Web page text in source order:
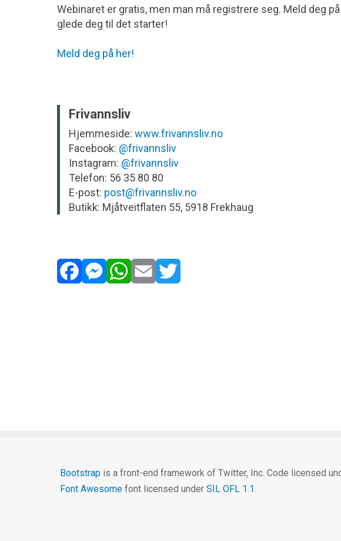
Webinaret er gratis, men man må registrere seg. Meld deg
glede deg til det starter!
Meld deg på her!
Frivannsliv
Hjemmeside: www.frivannsliv.no
Facebook: @frivannsliv
Instagram: @frivannsliv
Telefon: 56 35 80 80
E-post: post@frivannsliv.no
Butikk: Mjåtveitflaten 55, 5918 Frekhaug
Bootstrap is a front-end framework of Twitter, Inc. Code licensed
Font Awesome font licensed under SIL OFL 1.1.